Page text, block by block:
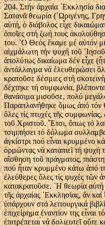
204. Στήν ἀρχαία ᾿Εκκλησία
Σατανᾶ θεωρία (᾿Ωριγένης,
αὐτή, ὁ διάβολος εἶχε
ὁποῖες στή ζωή τους
του. ῾Ο Θεός ἔκαμε μέ αὐτόν
αἰχμάλωτη τήν ψυχή τοῦ
ἀπολύτως δικαίωμα δέν εἶχε
ἀντάλλαγμα νά ἐλευθερώσει
κρατοῦσε δέσμιες στή
δέχτηκε τή συμφωνία,
θανάσιμα μισοῦσε, πολύ
Παραπλανήθηκε ὅμως ἀπό τόν
ὅλες τίς πτυχές τῆς
τοῦ Χριστοῦ. ῎Ετσι, ὅπως τό
τσιμπήσει τό δόλωμα
ἀγκίστρι πού εἶναι κρυμμένο
ὁρμώντας νά καταπιεῖ τή
αἴσθηση τοῦ πράγματος,
πού ἦταν κρυμμένο κάτω ἀπό
ἐλεύθερες ὅλες τίς ψυχές
κατακρατοῦσε. ῾Η θεωρία
τῆς ἀρχαίας ᾿Εκκλησίας, ἄν
ὑπάρχουν στά λειτουργικά
ἐπιχείρημα ἐναντίον της
ἐπιτρέπεται νά δολιευτεῖ